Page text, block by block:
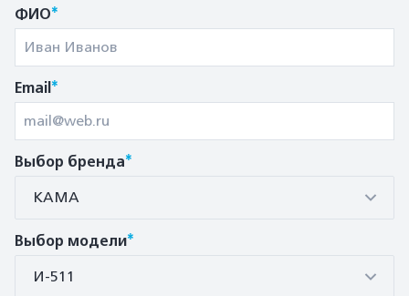
ФИО*
Email*
Выбор бренда*
КАМА
Выбор модели*
И-511